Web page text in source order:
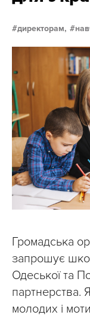
директорам,
Громадська
запрошує
Одеської та
молодих і